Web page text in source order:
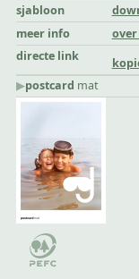
sjabloon
meer info
directe link
▶︎postcard mat